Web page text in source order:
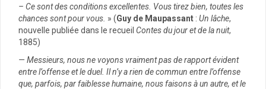
– Ce sont des conditions excellentes. Vous tirez bien, toutes les
chances sont pour vous. » (Guy de Maupassant : Un lâche,
nouvelle publiée dans le recueil Contes du jour et de la nuit,
1885)
— Messieurs, nous ne voyons vraiment pas de rapport évident
entre l’offense et le duel. Il n’y a rien de commun entre l’offense
que, parfois, par faiblesse humaine, nous faisons à un autre, et le